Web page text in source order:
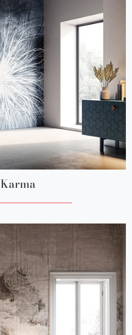
Karma